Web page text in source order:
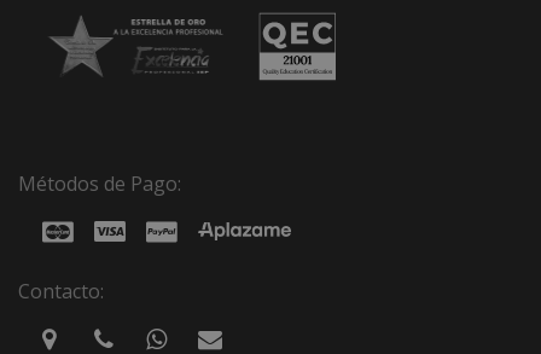
Métodos de Pago:
Contacto: